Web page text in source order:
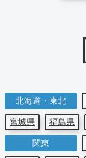
北海道・東北
宮城県
福島県
関東